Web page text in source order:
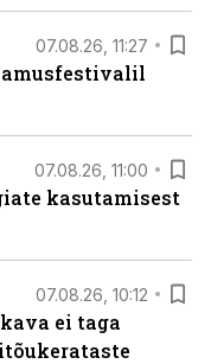
07.08.26, 11:27
07.08.26, 11:00
kasutamisest
07.08.26, 10:12
ei taga